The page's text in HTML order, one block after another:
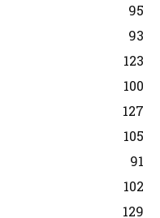
95
93
123
100
127
105
91
102
129